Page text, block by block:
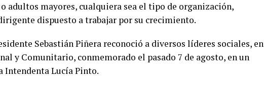
adultos mayores, cualquiera sea el tipo de organización,
dispuesto a trabajar por su crecimiento.
Sebastián Piñera reconoció a diversos líderes sociales, en
y Comunitario, conmemorado el pasado 7 de agosto, en un
Intendenta Lucía Pinto.